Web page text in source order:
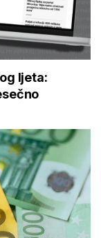
ljeta: